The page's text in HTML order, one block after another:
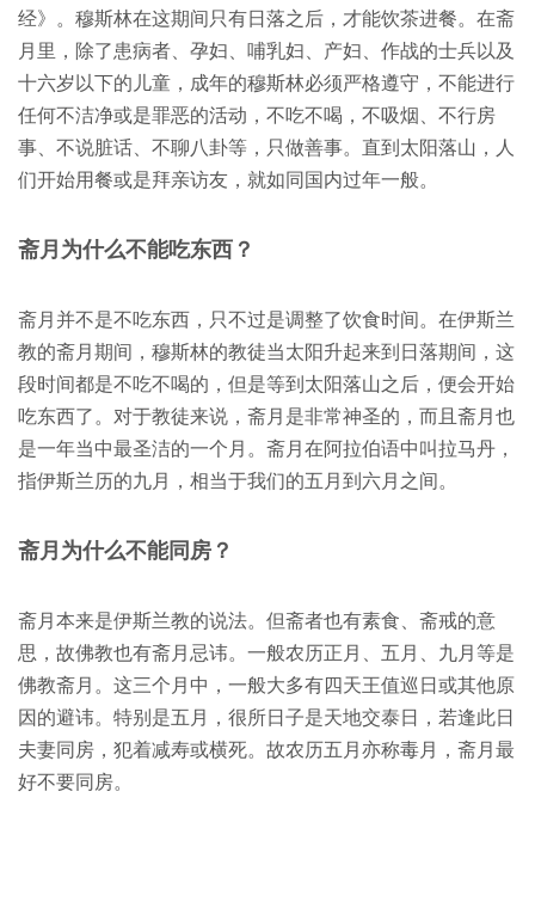
经》。穆斯林在这期间只有日落之后，才能饮茶进餐。在斋
月里，除了患病者、孕妇、哺乳妇、产妇、作战的士兵以及
十六岁以下的儿童，成年的穆斯林必须严格遵守，不能进行
任何不洁净或是罪恶的活动，不吃不喝，不吸烟、不行房
事、不说脏话、不聊八卦等，只做善事。直到太阳落山，人
们开始用餐或是拜亲访友，就如同国内过年一般。
斋月为什么不能吃东西？
斋月并不是不吃东西，只不过是调整了饮食时间。在伊斯兰
教的斋月期间，穆斯林的教徒当太阳升起来到日落期间，这
段时间都是不吃不喝的，但是等到太阳落山之后，便会开始
吃东西了。对于教徒来说，斋月是非常神圣的，而且斋月也
是一年当中最圣洁的一个月。斋月在阿拉伯语中叫拉马丹，
指伊斯兰历的九月，相当于我们的五月到六月之间。
斋月为什么不能同房？
斋月本来是伊斯兰教的说法。但斋者也有素食、斋戒的意
思，故佛教也有斋月忌讳。一般农历正月、五月、九月等是
佛教斋月。这三个月中，一般大多有四天王值巡日或其他原
因的避讳。特别是五月，很所日子是天地交泰日，若逢此日
夫妻同房，犯着减寿或横死。故农历五月亦称毒月，斋月最
好不要同房。